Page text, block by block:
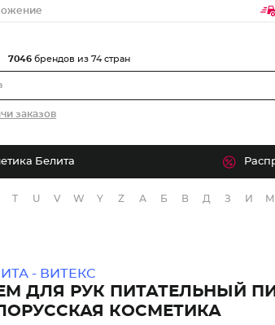
заказов
7046 брендов из 74 стран
Белита
T U V W Y Z А Б В Д З И М
- ВИТЕКС
ДЛЯ РУК ПИТАТЕЛЬНЫЙ
КОСМЕТИКА